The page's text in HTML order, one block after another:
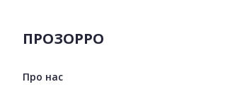
ПРОЗОРРО
Про нас